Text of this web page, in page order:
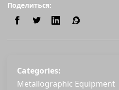
Поделиться:
Categories:
Metallographic Equipment